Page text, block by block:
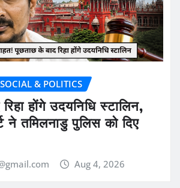
SOCIAL & POLITICS
होंगे उदयनिधि स्टालिन,
ने तमिलनाडु पुलिस को दिए
Aug 4, 2026